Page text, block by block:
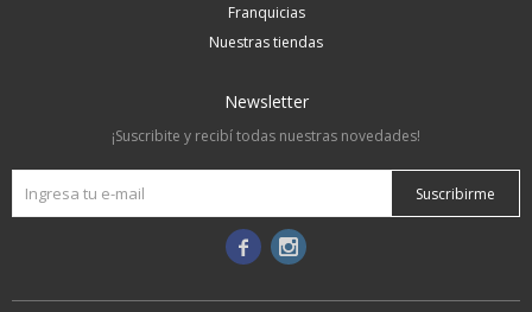
Franquicias
Nuestras tiendas
Newsletter
¡Suscribite y recibí todas nuestras novedades!
Suscribirme
 